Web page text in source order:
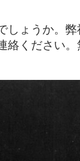
しょうか。弊
絡ください。